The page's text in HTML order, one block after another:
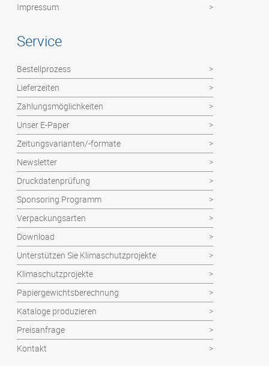
Impressum
Service
Bestellprozess
Lieferzeiten
Zahlungsmöglichkeiten
Unser E-Paper
Zeitungsvarianten/-formate
Newsletter
Druckdatenprüfung
Sponsoring Programm
Verpackungsarten
Download
Unterstützen Sie Klimaschutzprojekte
Klimaschutzprojekte
Papiergewichtsberechnung
Kataloge produzieren
Preisanfrage
Kontakt